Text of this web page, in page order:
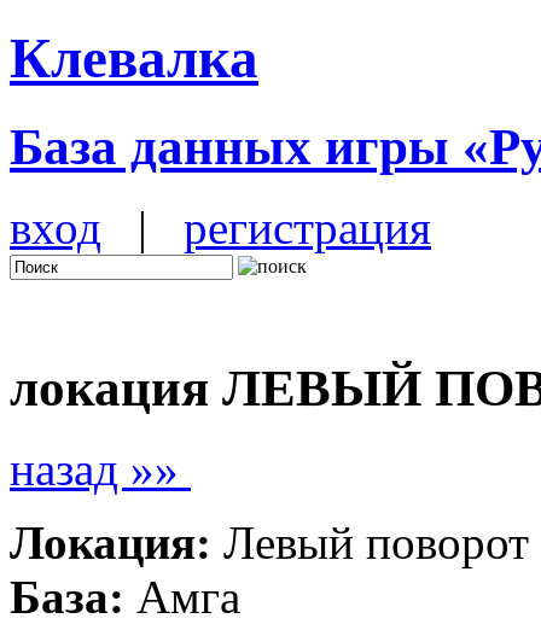
Клевалка
База данных игры
вход | регистрация
локация ЛЕВЫЙ
назад »»
Локация: Левый поворот
База: Амга